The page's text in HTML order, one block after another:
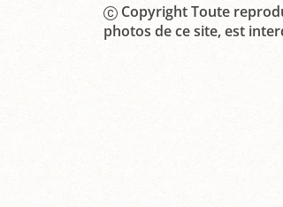
Copyright Toute
photos de ce site, est